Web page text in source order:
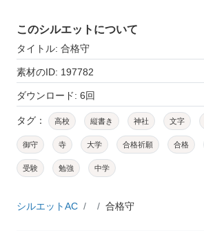
このシルエットについて
タイトル: 合格守
素材のID: 197782
ダウンロード: 6回
タグ： 高校 縦書き 神社 文字
御守 寺 大学 合格祈願 合格
受験 勉強 中学
シルエットAC 合格守